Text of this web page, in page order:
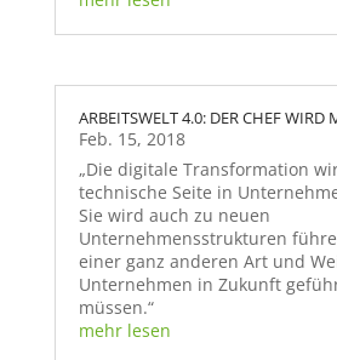
ARBEITSWELT 4.0: DER CHEF WIRD
Feb. 15, 2018
„Die digitale Transformation
technische Seite in
Sie wird auch zu neuen
Unternehmensstrukturen
einer ganz anderen Art und
Unternehmen in Zukunft
müssen.“
mehr lesen